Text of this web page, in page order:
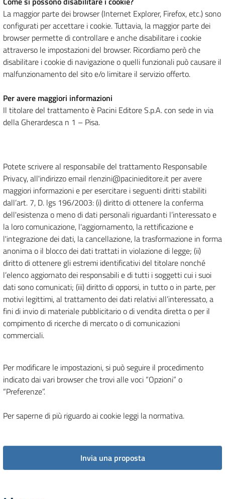
La maggior parte dei browser (Internet Explorer, Firefox, etc.) sono
configurati per accettare i cookie. Tuttavia, la maggior parte dei
browser permette di controllare e anche disabilitare i cookie
attraverso le impostazioni del browser. Ricordiamo però che
disabilitare i cookie di navigazione o quelli funzionali può causare il
malfunzionamento del sito e/o limitare il servizio offerto.
Per avere maggiori informazioni
Il titolare del trattamento è Pacini Editore S.p.A. con sede in via
della Gherardesca n 1 – Pisa.
Potete scrivere al responsabile del trattamento Responsabile
Privacy, all'indirizzo email rlenzini@pacinieditore.it per avere
maggiori informazioni e per esercitare i seguenti diritti stabiliti
dall’art. 7, D. lgs 196/2003: (i) diritto di ottenere la conferma
dell'esistenza o meno di dati personali riguardanti l’interessato e
la loro comunicazione, l'aggiornamento, la rettificazione e
l'integrazione dei dati, la cancellazione, la trasformazione in forma
anonima o il blocco dei dati trattati in violazione di legge; (ii)
diritto di ottenere gli estremi identificativi del titolare nonché
l’elenco aggiornato dei responsabili e di tutti i soggetti cui i suoi
dati sono comunicati; (iii) diritto di opporsi, in tutto o in parte, per
motivi legittimi, al trattamento dei dati relativi all’interessato, a
fini di invio di materiale pubblicitario o di vendita diretta o per il
compimento di ricerche di mercato o di comunicazioni
commerciali.
Per modificare le impostazioni, si può seguire il procedimento
indicato dai vari browser che trovi alle voci “Opzioni” o
“Preferenze”.
Per saperne di più riguardo ai cookie leggi la normativa.
Invia una proposta